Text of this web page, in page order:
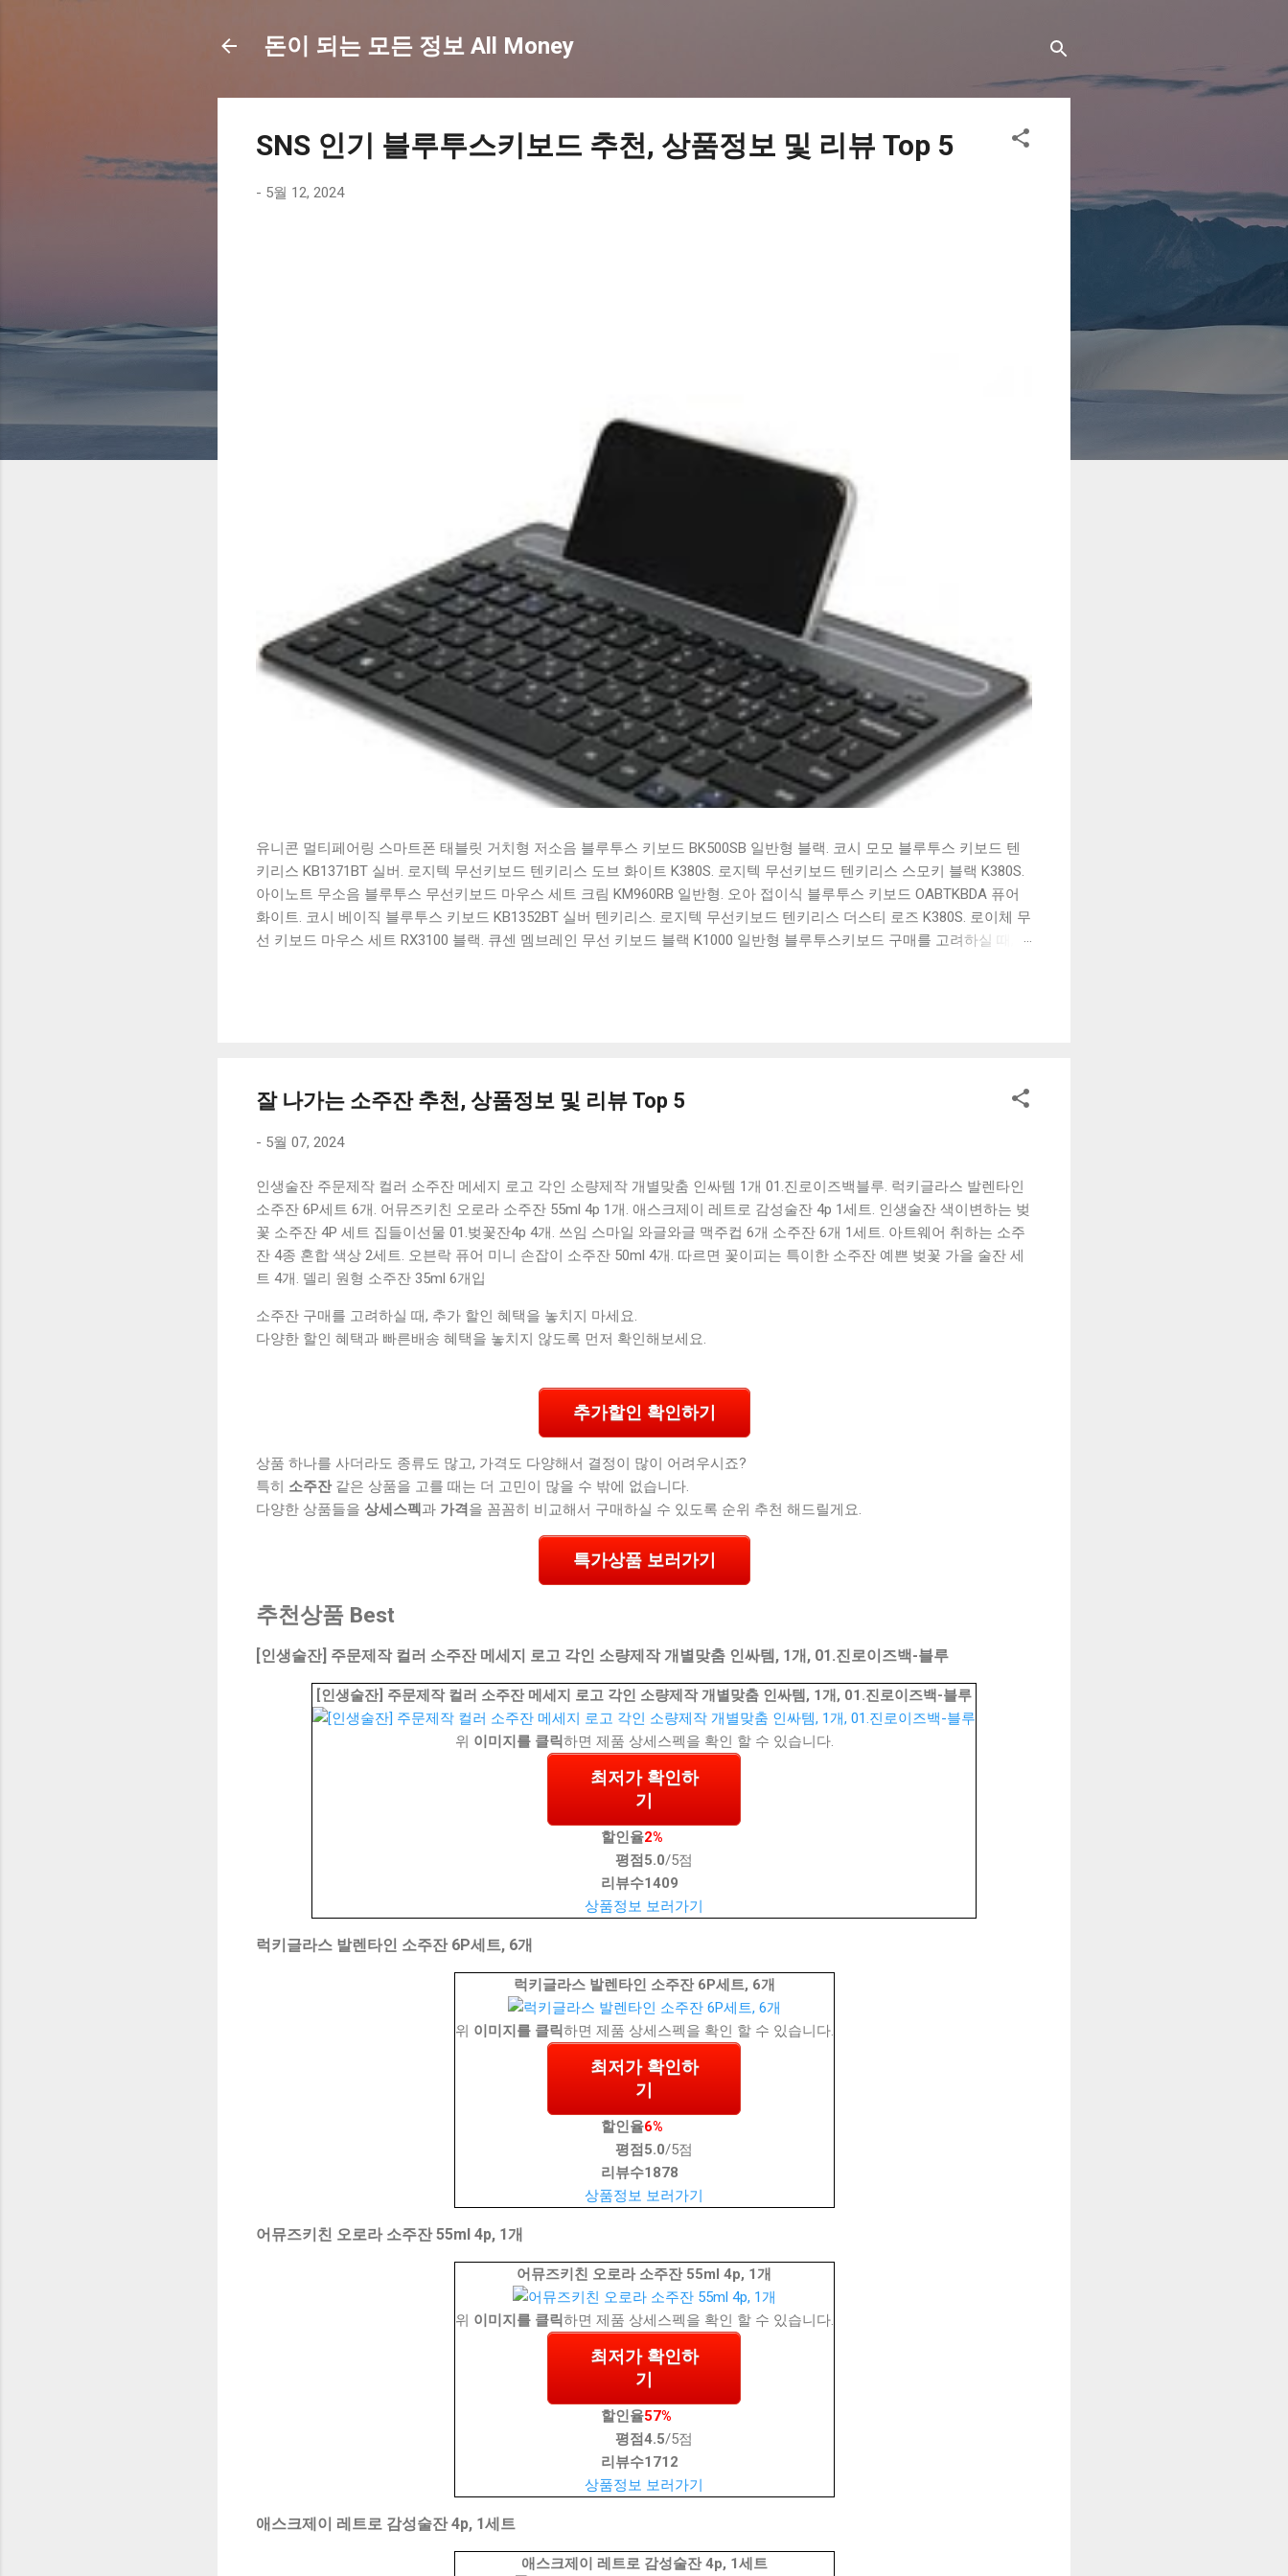
돈이 되는 모든 정보 All Money
SNS 인기 블루투스키보드 추천, 상품정보 및 리뷰 Top 5
- 5월 12, 2024
유니콘 멀티페어링 스마트폰 태블릿 거치형 저소음 블루투스 키보드 BK500SB 일반형 블랙. 코시 모모 블루투스 키보드 텐
키리스 KB1371BT 실버. 로지텍 무선키보드 텐키리스 도브 화이트 K380S. 로지텍 무선키보드 텐키리스 스모키 블랙 K380S.
아이노트 무소음 블루투스 무선키보드 마우스 세트 크림 KM960RB 일반형. 오아 접이식 블루투스 키보드 OABTKBDA 퓨어
화이트. 코시 베이직 블루투스 키보드 KB1352BT 실버 텐키리스. 로지텍 무선키보드 텐키리스 더스티 로즈 K380S. 로이체 무
선 키보드 마우스 세트 RX3100 블랙. 큐센 멤브레인 무선 키보드 블랙 K1000 일반형 블루투스키보드 구매를 고려하실 때, 추
잘 나가는 소주잔 추천, 상품정보 및 리뷰 Top 5
- 5월 07, 2024
인생술잔 주문제작 컬러 소주잔 메세지 로고 각인 소량제작 개별맞춤 인싸템 1개 01.진로이즈백블루. 럭키글라스 발렌타인
소주잔 6P세트 6개. 어뮤즈키친 오로라 소주잔 55ml 4p 1개. 애스크제이 레트로 감성술잔 4p 1세트. 인생술잔 색이변하는 벚
꽃 소주잔 4P 세트 집들이선물 01.벚꽃잔4p 4개. 쓰임 스마일 와글와글 맥주컵 6개 소주잔 6개 1세트. 아트웨어 취하는 소주
잔 4종 혼합 색상 2세트. 오븐락 퓨어 미니 손잡이 소주잔 50ml 4개. 따르면 꽃이피는 특이한 소주잔 예쁜 벚꽃 가을 술잔 세
트 4개. 델리 원형 소주잔 35ml 6개입
소주잔 구매를 고려하실 때, 추가 할인 혜택을 놓치지 마세요.
다양한 할인 혜택과 빠른배송 혜택을 놓치지 않도록 먼저 확인해보세요.
추가할인 확인하기
상품 하나를 사더라도 종류도 많고, 가격도 다양해서 결정이 많이 어려우시죠?
특히 소주잔 같은 상품을 고를 때는 더 고민이 많을 수 밖에 없습니다.
다양한 상품들을 상세스펙 과 가격 을 꼼꼼히 비교해서 구매하실 수 있도록 순위 추천 해드릴게요.
특가상품 보러가기
추천상품 Best
[인생술잔] 주문제작 컬러 소주잔 메세지 로고 각인 소량제작 개별맞춤 인싸템, 1개, 01.진로이즈백-블루
[인생술잔] 주문제작 컬러 소주잔 메세지 로고 각인 소량제작 개별맞춤 인싸템, 1개, 01.진로이즈백-블루
위 이미지를 클릭하면 제품 상세스펙을 확인 할 수 있습니다.
최저가 확인하
기
할인율2%
평점 5.0/5점
리뷰수1409
상품정보 보러가기
럭키글라스 발렌타인 소주잔 6P세트, 6개
럭키글라스 발렌타인 소주잔 6P세트, 6개
위 이미지를 클릭하면 제품 상세스펙을 확인 할 수 있습니다.
최저가 확인하
기
할인율6%
평점 5.0/5점
리뷰수1878
상품정보 보러가기
어뮤즈키친 오로라 소주잔 55ml 4p, 1개
어뮤즈키친 오로라 소주잔 55ml 4p, 1개
위 이미지를 클릭하면 제품 상세스펙을 확인 할 수 있습니다.
최저가 확인하
기
할인율57%
평점4.5/5점
리뷰수1712
상품정보 보러가기
애스크제이 레트로 감성술잔 4p, 1세트
애스크제이 레트로 감성술잔 4p, 1세트